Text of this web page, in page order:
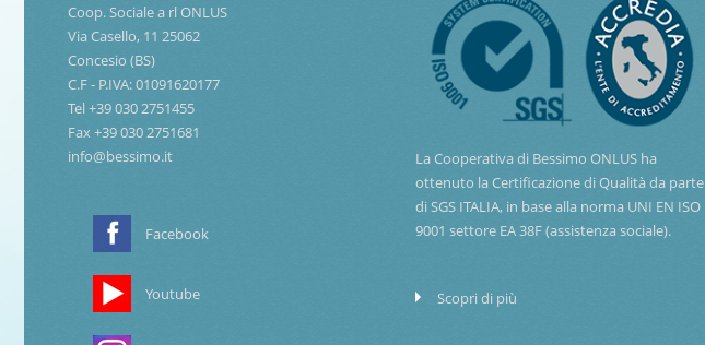
Coop. Sociale a rl ONLUS
Via Casello, 11 25062
Concesio (BS)
C.F - P.IVA: 01091620177
Tel +39 030 2751455
Fax +39 030 2751681
info@bessimo.it
Facebook
Youtube
La Cooperativa di Bessimo ONLUS ha
ottenuto la Certificazione di Qualità da parte
di SGS ITALIA, in base alla norma UNI EN ISO
9001 settore EA 38F (assistenza sociale).
Scopri di più